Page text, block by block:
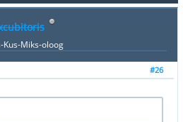
Kus-Miks-oloog
#26